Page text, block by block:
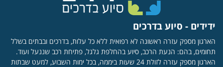
ידידים - סיוע בדרכים
הארגון מספק עזרה ראשונה לא רפואית ללא כל עלות, בדרכים ובבתים בשלל
תחומים, בהם: הנעת הרכב, סיוע בהחלפת גלגל, פתיחת רכב שננעל ועוד.
הארגון מספק עזרה לזולת 24 שעות ביממה, בכל ימות השבוע, למעט שבתות